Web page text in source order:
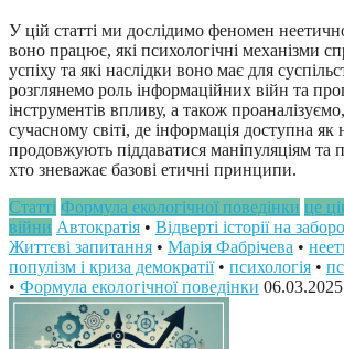
У цій статті ми дослідимо феномен
воно працює, які психологічні механізми
успіху та які наслідки воно має для
розглянемо роль інформаційних війн та
інструментів впливу, а також
сучасному світі, де інформація доступна
продовжують піддаватися маніпуляціям та
хто зневажає базові етичні принципи.
Статті Формула екологічної поведінки це
війни Автократія • Відверті історії на
Життєві запитання • Марія Фабрічева •
популізм і криза демократії• психологія •
• Формула екологічної поведінки 06.03.2025